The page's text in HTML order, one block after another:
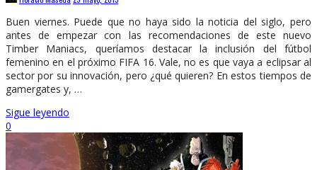
Buen viernes. Puede que no haya sido la noticia del siglo, pero
antes de empezar con las recomendaciones de este nuevo
Timber Maniacs, queríamos destacar la inclusión del fútbol
femenino en el próximo FIFA 16. Vale, no es que vaya a eclipsar al
sector por su innovación, pero ¿qué quieren? En estos tiempos de
gamergates y, …
Sigue leyendo
0